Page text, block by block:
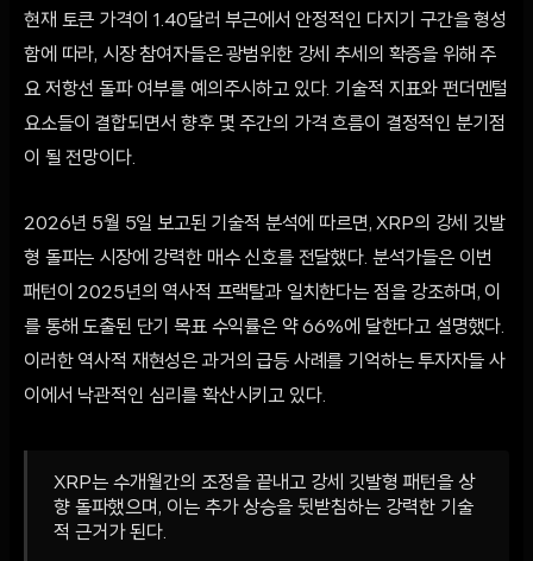
현재 토큰 가격이 1.40달러 부근에서 안정적인 다지기 구간을 형성
함에 따라, 시장 참여자들은 광범위한 강세 추세의 확증을 위해 주
요 저항선 돌파 여부를 예의주시하고 있다. 기술적 지표와 펀더멘털
요소들이 결합되면서 향후 몇 주간의 가격 흐름이 결정적인 분기점
이 될 전망이다.
2026년 5월 5일 보고된 기술적 분석에 따르면, XRP의 강세 깃발
형 돌파는 시장에 강력한 매수 신호를 전달했다. 분석가들은 이번
패턴이 2025년의 역사적 프랙탈과 일치한다는 점을 강조하며, 이
를 통해 도출된 단기 목표 수익률은 약 66%에 달한다고 설명했다.
이러한 역사적 재현성은 과거의 급등 사례를 기억하는 투자자들 사
이에서 낙관적인 심리를 확산시키고 있다.
XRP는 수개월간의 조정을 끝내고 강세 깃발형 패턴을 상
향 돌파했으며, 이는 추가 상승을 뒷받침하는 강력한 기술
적 근거가 된다.